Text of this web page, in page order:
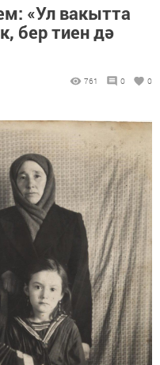
«Ул вакытта
бер тиен дә
761 0 0